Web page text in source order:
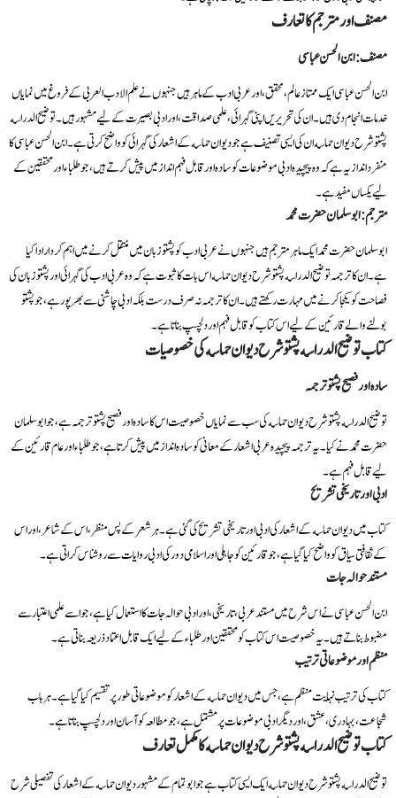
مصنف اور مترجم کا تعارف
مصنف: ابن الحسن عباسی
ابن الحسن عباسی ایک ممتاز عالم، محقق، اور عربی ادب کے ماہر ہیں جنہوں نے علم الادب العربی کے فروغ میں نمایاں
خدمات انجام دی ہیں۔ ان کی تحریریں اپنی گہرائی، علمی صداقت، اور ادبی بصیرت کے لیے مشہور ہیں۔ توضیح الدراسه
پشتو شرح دیوان حماسه ان کی ایسی تصنیف ہے جو دیوان حماسه کے اشعار کی گہرائی کو واضح کرتی ہے۔ ابن الحسن عباسی کا
منفرد انداز یہ ہے کہ وہ پیچیدہ ادبی موضوعات کو سادہ اور قابل فہم انداز میں پیش کرتے ہیں، جو طلباء اور محققین کے
لیے یکساں مفید ہے۔
مترجم: ابو سلمان حضرت محمد
ابو سلمان حضرت محمد ایک ماہر مترجم ہیں جنہوں نے عربی ادب کو پشتو زبان میں منتقل کرنے میں اہم کردار ادا کیا
ہے۔ ان کا ترجمہ توضیح الدراسه پشتو شرح دیوان حماسه اس بات کا ثبوت ہے کہ وہ عربی ادب کی گہرائی اور پشتو زبان کی
فصاحت کو یکجا کرنے میں مہارت رکھتے ہیں۔ ان کا ترجمہ نہ صرف درست بلکہ ادبی چاشنی سے بھرپور ہے، جو پشتو
بولنے والے قارئین کے لیے اس کتاب کو قابل فہم اور دلچسپ بناتا ہے۔
کتاب توضیح الدراسه پشتو شرح دیوان حماسه کی خصوصیات
سادہ اور فصیح پشتو ترجمہ
توضیح الدراسه پشتو شرح دیوان حماسه کی سب سے نمایاں خصوصیت اس کا سادہ اور فصیح پشتو ترجمہ ہے، جو ابو سلمان
حضرت محمد نے کیا۔ یہ ترجمہ پیچیدہ عربی اشعار کے معانی کو سادہ انداز میں پیش کرتا ہے، جو طلباء اور عام قارئین کے
لیے قابل فہم ہے۔
ادبی اور تاریخی تشریح
کتاب میں دیوان حماسه کے اشعار کی ادبی اور تاریخی تشریح کی گئی ہے۔ ہر شعر کے پس منظر، اس کے شاعر، اور اس
کے ثقافتی سیاق کو واضح کیا گیا ہے، جو قارئین کو جاہلی اور اسلامی دور کی ادبی روایات سے روشناس کراتی ہے۔
مستند حوالہ جات
ابن الحسن عباسی نے اس شرح میں مستند عربی، تاریخی، اور ادبی حوالہ جات کا استعمال کیا ہے، جو اسے علمی اعتبار سے
مضبوط بناتے ہیں۔ یہ خصوصیت اس کتاب کو محققین اور طلباء کے لیے ایک قابل اعتماد ذریعہ بناتی ہے۔
منظم اور موضوعاتی ترتیب
کتاب کی ترتیب نہایت منظم ہے، جس میں دیوان حماسه کے اشعار کو موضوعاتی طور پر تقسیم کیا گیا ہے۔ ہر باب
شجاعت، بہادری، عشق، اور دیگر ادبی موضوعات پر مشتمل ہے، جو مطالعہ کو آسان اور دلچسپ بناتا ہے۔
کتاب توضیح الدراسه پشتو شرح دیوان حماسه کا مکمل تعارف
توضیح الدراسه پشتو شرح دیوان حماسه ایک ایسی کتاب ہے جو ابو تمام کے مشہور دیوان حماسه کے اشعار کی تفصیلی شرح